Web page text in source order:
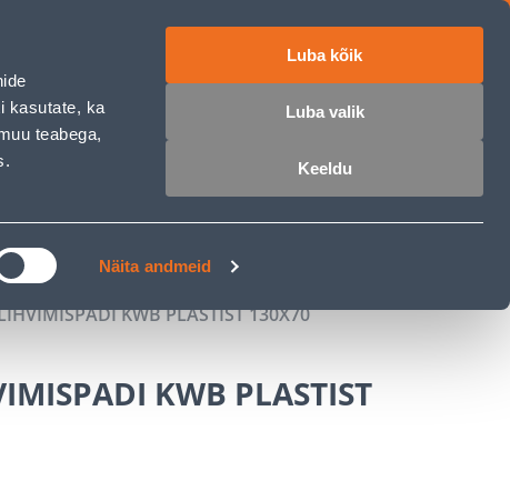
kasutate, ka
teabega,
Näita andmeid
Luba kõik
Luba valik
Keeldu
sisse
KWB PLASTIST 130X70
KWB PLASTIST